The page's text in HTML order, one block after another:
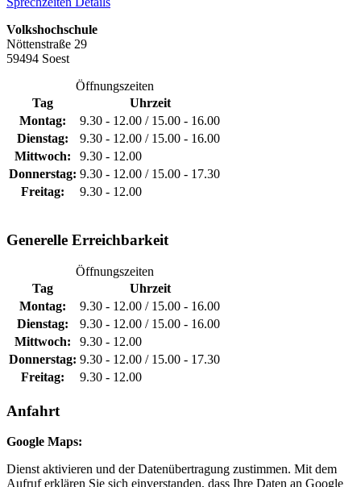
Volkshochschule
Nöttenstraße 29
59494 Soest
Öffnungszeiten
Tag
Uhrzeit
Montag:
9.30 - 12.00 / 15.00 - 16.00
Dienstag:
9.30 - 12.00 / 15.00 - 16.00
Mittwoch:
9.30 - 12.00
Donnerstag: 9.30 - 12.00 / 15.00 - 17.30
Freitag:
9.30 - 12.00
Generelle Erreichbarkeit
Öffnungszeiten
Tag
Uhrzeit
Montag:
9.30 - 12.00 / 15.00 - 16.00
Dienstag:
9.30 - 12.00 / 15.00 - 16.00
Mittwoch:
9.30 - 12.00
Donnerstag: 9.30 - 12.00 / 15.00 - 17.30
Freitag:
9.30 - 12.00
Anfahrt
Google Maps:
Dienst aktivieren und der Datenübertragung zustimmen. Mit dem
Aufruf erklären Sie sich einverstanden, dass Ihre Daten an Google